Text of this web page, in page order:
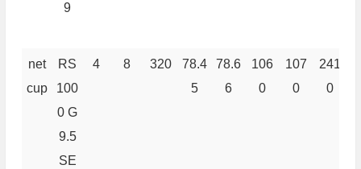
9
net
cup
RS
100
0 G
9.5
SE
4 8 320
78.4
5
78.6
6
106
0
107
0
241
0